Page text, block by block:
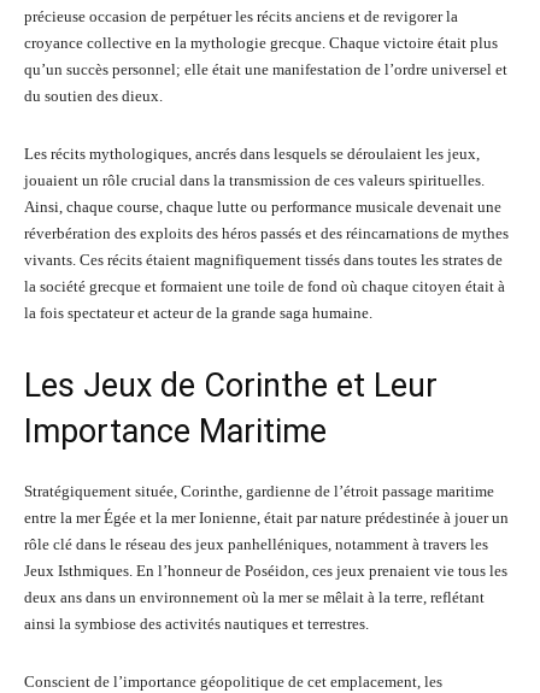
précieuse occasion de perpétuer les récits anciens et de revigorer la
croyance collective en la mythologie grecque. Chaque victoire était plus
qu’un succès personnel; elle était une manifestation de l’ordre universel et
du soutien des dieux.
Les récits mythologiques, ancrés dans lesquels se déroulaient les jeux,
jouaient un rôle crucial dans la transmission de ces valeurs spirituelles.
Ainsi, chaque course, chaque lutte ou performance musicale devenait une
réverbération des exploits des héros passés et des réincarnations de mythes
vivants. Ces récits étaient magnifiquement tissés dans toutes les strates de
la société grecque et formaient une toile de fond où chaque citoyen était à
la fois spectateur et acteur de la grande saga humaine.
Les Jeux de Corinthe et Leur
Importance Maritime
Stratégiquement située, Corinthe, gardienne de l’étroit passage maritime
entre la mer Égée et la mer Ionienne, était par nature prédestinée à jouer un
rôle clé dans le réseau des jeux panhelléniques, notamment à travers les
Jeux Isthmiques. En l’honneur de Poséidon, ces jeux prenaient vie tous les
deux ans dans un environnement où la mer se mêlait à la terre, reflétant
ainsi la symbiose des activités nautiques et terrestres.
Conscient de l’importance géopolitique de cet emplacement, les